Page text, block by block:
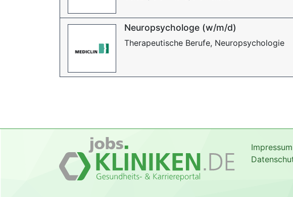
Neuropsychologe (w/m/d)
Therapeutische Berufe, Neuropsychologie
Impressum